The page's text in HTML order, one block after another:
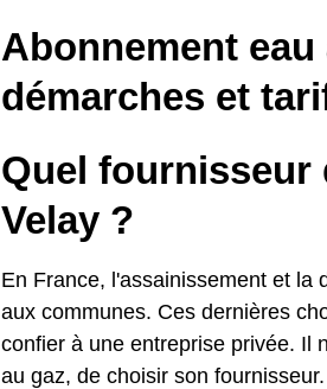
Abonnement
démarches et
Quel fournisseur
Velay ?
En France, l'assainissement et la
aux communes. Ces dernières
confier à une entreprise privée. Il
au gaz, de choisir son fournisseur.